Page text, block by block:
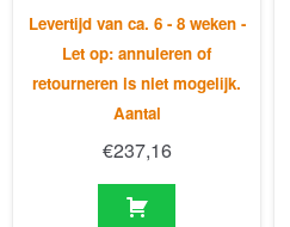
Levertijd van ca. 6 - 8 weken -
Let op: annuleren of
retourneren is niet mogelijk.
Aantal
€237,16